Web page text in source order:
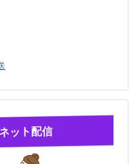
ット配信